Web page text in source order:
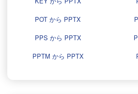
POT から PPTX
PPS から PPTX
PPTM から PPTX